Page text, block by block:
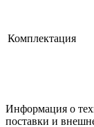
Комплектация
Информация о
поставки и